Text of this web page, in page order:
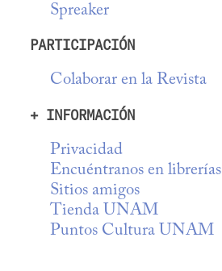
Spreaker
PARTICIPACIÓN
Colaborar en la Revista
+ INFORMACIÓN
Privacidad
Encuéntranos en librerías
Sitios amigos
Tienda UNAM
Puntos Cultura UNAM